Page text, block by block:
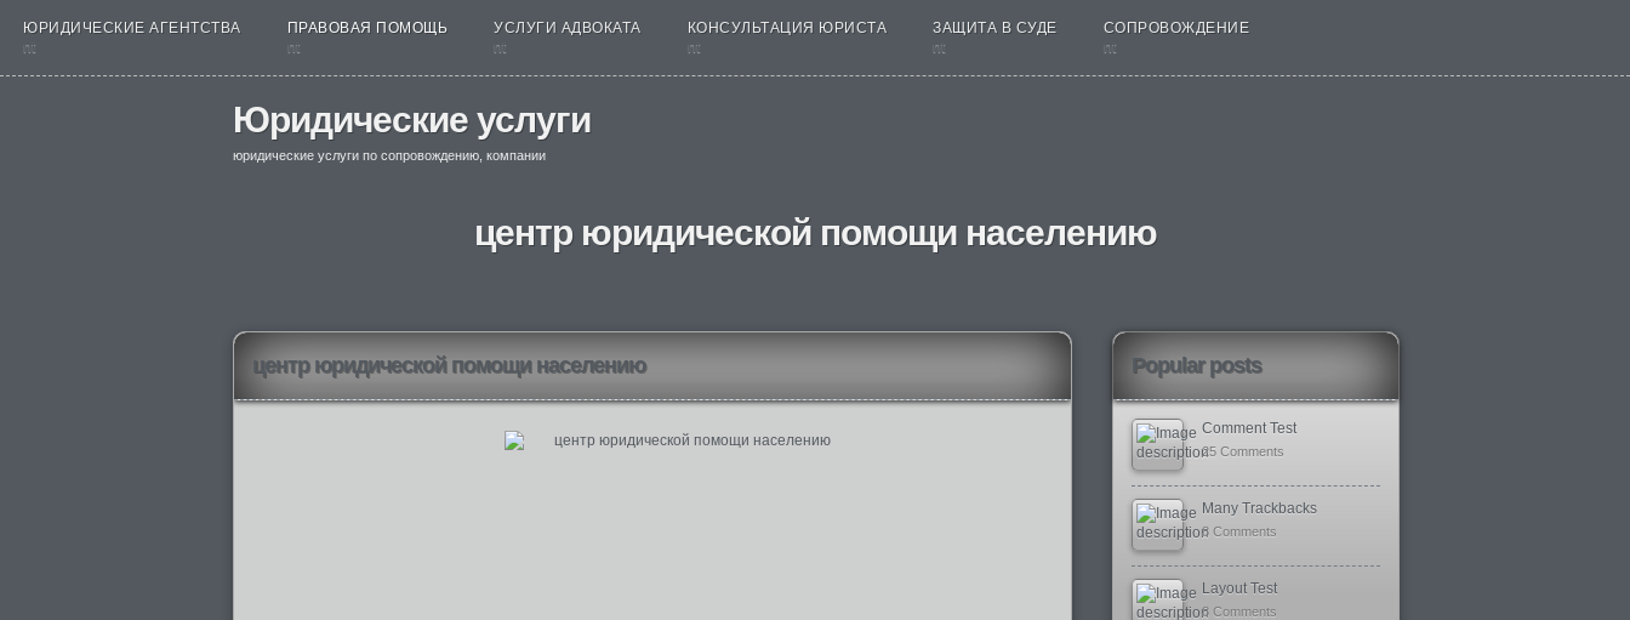
ЮРИДИЧЕСКИЕ АГЕНТСТВА
nt
ПРАВОВАЯ ПОМОЩЬ
nt
УСЛУГИ АДВОКАТА
nt
КОНСУЛЬТАЦИЯ ЮРИСТА
nt
ЗАЩИТА В СУДЕ
nt
СОПРОВОЖДЕНИЕ
nt
Юридические услуги
юридические услуги по сопровождению, компании
центр юридической помощи населению
центр юридической помощи населению Popular posts
Comment Test
25 Comments
Many Trackbacks
8 Comments
Layout Test
8 Comments